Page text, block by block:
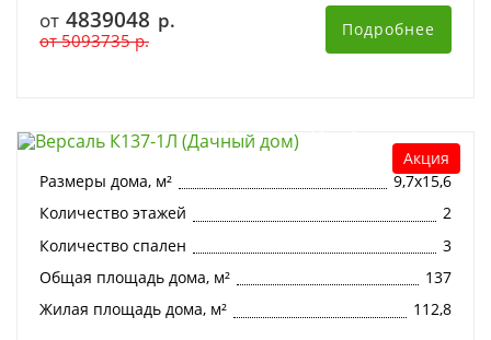
от 4839048 р.
от5093735р.
Подробнее
Акция
Размеры дома, м²
9,7х15,6
Количество этажей
2
Количество спален
3
Общая площадь дома, м²
137
Жилая площадь дома, м²
112,8